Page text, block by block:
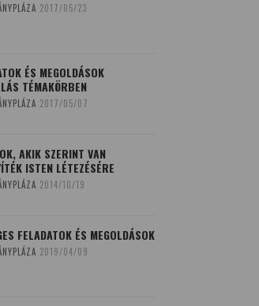
2017/05/23
ÉS MEGOLDÁSOK
TÉMAKÖRBEN
2017/05/07
AKIK SZERINT VAN
ISTEN LÉTEZÉSÉRE
2014/10/19
FELADATOK ÉS MEGOLDÁSOK
2019/04/09